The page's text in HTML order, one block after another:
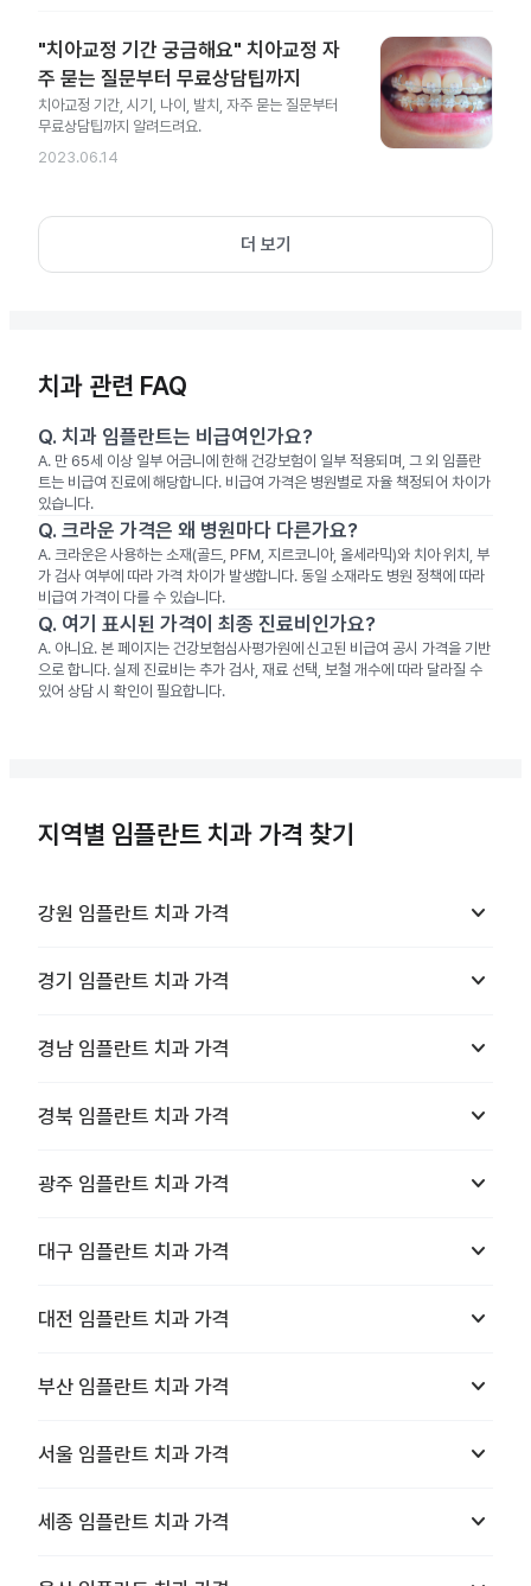
"치아교정 기간 궁금해요" 치아교정 자
주 묻는 질문부터 무료상담팁까지
치아교정 기간, 시기, 나이, 발치, 자주 묻는 질문부터
무료상담팁까지 알려드려요.
2023.06.14
더 보기
치과 관련 FAQ
Q. 치과 임플란트는 비급여인가요?
A. 만 65세 이상 일부 어금니에 한해 건강보험이 일부 적용되며, 그 외 임플란
트는 비급여 진료에 해당합니다. 비급여 가격은 병원별로 자율 책정되어 차이가
있습니다.
Q. 크라운 가격은 왜 병원마다 다른가요?
A. 크라운은 사용하는 소재(골드, PFM, 지르코니아, 올세라믹)와 치아 위치, 부
가 검사 여부에 따라 가격 차이가 발생합니다. 동일 소재라도 병원 정책에 따라
비급여 가격이 다를 수 있습니다.
Q. 여기 표시된 가격이 최종 진료비인가요?
A. 아니요. 본 페이지는 건강보험심사평가원에 신고된 비급여 공시 가격을 기반
으로 합니다. 실제 진료비는 추가 검사, 재료 선택, 보철 개수에 따라 달라질 수
있어 상담 시 확인이 필요합니다.
지역별 임플란트 치과 가격 찾기
강원 임플란트 치과 가격 keyboard_arrow_down
경기 임플란트 치과 가격 keyboard_arrow_down
경남 임플란트 치과 가격 keyboard_arrow_down
경북 임플란트 치과 가격 keyboard_arrow_down
광주 임플란트 치과 가격 keyboard_arrow_down
대구 임플란트 치과 가격 keyboard_arrow_down
대전 임플란트 치과 가격 keyboard_arrow_down
부산 임플란트 치과 가격 keyboard_arrow_down
서울 임플란트 치과 가격 keyboard_arrow_down
세종 임플란트 치과 가격 keyboard_arrow_down